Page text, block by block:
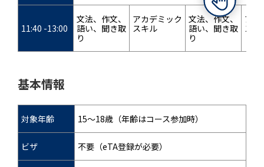
11:40 -13:00
文法、作文、
語い、聞き取
り
アカデミック
スキル
文法、作文、
語い、聞き取
り
アカ
スキ
基本情報
対象年齢 15～18歳（年齢はコース参加時）
ビザ 不要（eTA登録が必要）